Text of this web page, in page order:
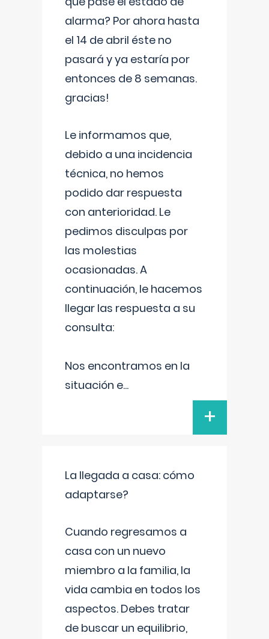
alarma? Por ahora hasta
el 14 de abril éste no
pasará y ya estaría por
entonces de 8 semanas.
gracias!
Le informamos que,
debido a una incidencia
técnica, no hemos
podido dar respuesta
con anterioridad. Le
pedimos disculpas por
las molestias
ocasionadas. A
continuación, le hacemos
llegar las respuesta a su
consulta:
Nos encontramos en la
situación e...
+
La llegada a casa: cómo
adaptarse?
Cuando regresamos a
casa con un nuevo
miembro a la familia, la
vida cambia en todos los
aspectos. Debes tratar
de buscar un equilibrio,